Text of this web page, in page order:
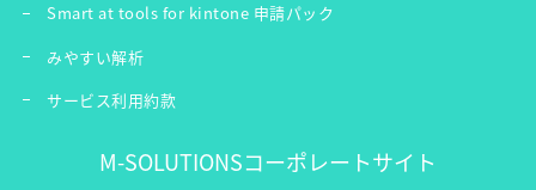
Smart at tools for kintone 申請パック
みやすい解析
サービス利用約款
M-SOLUTIONSコーポレートサイト